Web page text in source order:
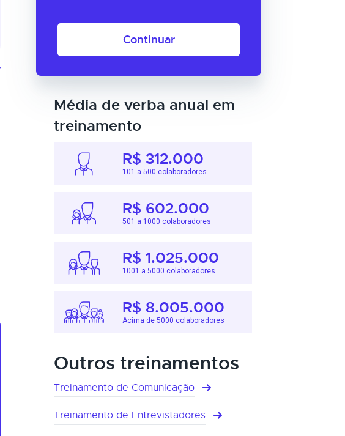
Continuar
Média de verba anual em
treinamento
R$ 312.000
101 a 500 colaboradores
R$ 602.000
501 a 1000 colaboradores
R$ 1.025.000
1001 a 5000 colaboradores
R$ 8.005.000
Acima de 5000 colaboradores
Outros treinamentos
Treinamento de Comunicação
Treinamento de Entrevistadores